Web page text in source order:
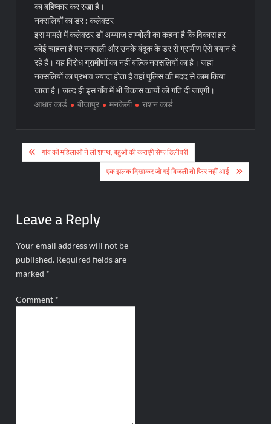
का बहिष्कार कर रखा है।
नक्सलियों का डर : कलेक्टर
इस मामले में कलेक्टर डॉ अय्याज ताम्बोली का कहना है कि विकास हर
कोई चाहता है पर नक्सली और उनके बंदूक के डर से ग्रामीण ऐसे बयान दे
रहे हैं। यह विरोध ग्रामीणों का नहीं बल्कि नक्सलियों का है। जहां
नक्सलियों का प्रभाव ज्यादा होता है वहां पुलिस की मदद से काम किया
जाता है। जल्द ही इस गाँव में भी विकास कार्यो को गति दी जाएगी।
आधार कार्ड
बीजापुर मनकेली राशन कार्ड
Post
navigation
गांव की महिलाओं ने ली शपथ, बहुओं की कराएंगे सेफ डिलीवरी
एक झलक दिखाकर जो गई बिजली तो फिर नहीं आई
Leave a Reply
Your email address will not be
published. Required fields are
marked *
Comment *